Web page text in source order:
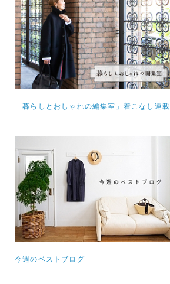
「暮らしとおしゃれの編集室」着こなし連載
今週のベストブログ